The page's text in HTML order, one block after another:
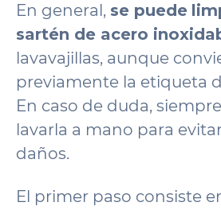
En general, se puede
sartén de acero
lavavajillas, aunque
previamente la etiqueta
En caso de duda,
lavarla a mano para
daños.
El primer paso consiste